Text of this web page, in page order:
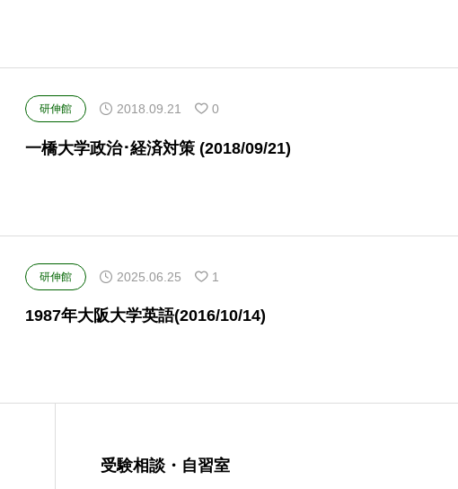
研伸館 2018.09.21 0
一橋大学政治･経済対策 (2018/09/21)
研伸館 2025.06.25 1
1987年大阪大学英語(2016/10/14)
受験相談・自習室